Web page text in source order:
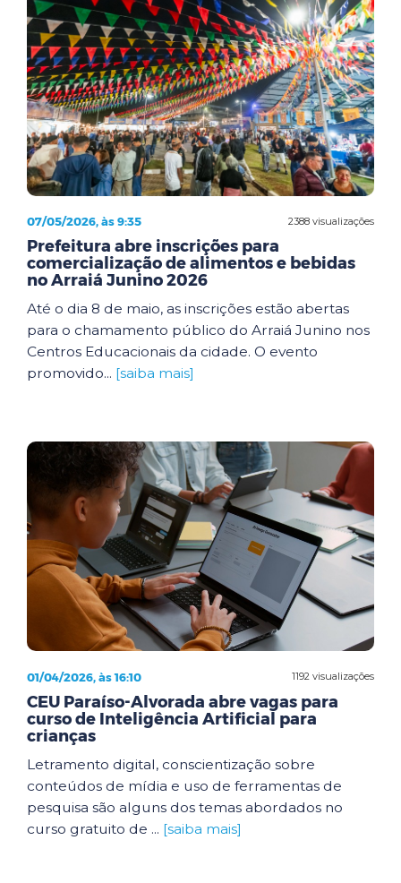
2388 visualizações
07/05/2026, às 9:35
Prefeitura abre inscrições para
comercialização de alimentos e bebidas
no Arraiá Junino 2026
Até o dia 8 de maio, as inscrições estão abertas
para o chamamento público do Arraiá Junino nos
Centros Educacionais da cidade. O evento
promovido... [saiba mais]
1192 visualizações
01/04/2026, às 16:10
CEU Paraíso-Alvorada abre vagas para
curso de Inteligência Artificial para
crianças
Letramento digital, conscientização sobre
conteúdos de mídia e uso de ferramentas de
pesquisa são alguns dos temas abordados no
curso gratuito de ... [saiba mais]